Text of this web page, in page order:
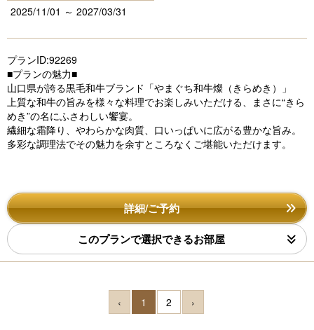
2025/11/01 ～ 2027/03/31
プランID:92269
■プランの魅力■
山口県が誇る黒毛和牛ブランド「やまぐち和牛燦（きらめき）」
上質な和牛の旨みを様々な料理でお楽しみいただける、まさに“きら
めき”の名にふさわしい饗宴。
繊細な霜降り、やわらかな肉質、口いっぱいに広がる豊かな旨み。
多彩な調理法でその魅力を余すところなくご堪能いただけます。
詳細/ご予約
このプランで選択できるお部屋
‹ 1 2 ›